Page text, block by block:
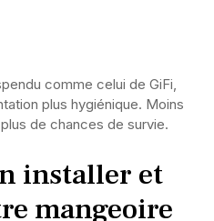
comme celui de GiFi,
plus hygiénique. Moins
de chances de survie.
installer et
mangeoire